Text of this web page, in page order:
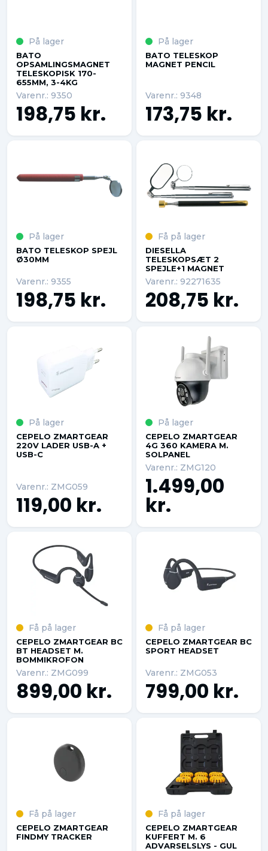
På lager
BATO
OPSAMLINGSMAGNET
TELESKOPISK 170-
655MM, 3-4KG
Varenr.: 9350
198,75 kr.
På lager
BATO TELESKOP
MAGNET PENCIL
Varenr.: 9348
173,75 kr.
På lager
BATO TELESKOP SPEJL
Ø30MM
Varenr.: 9355
198,75 kr.
Få på lager
DIESELLA
TELESKOPSÆT 2
SPEJLE+1 MAGNET
Varenr.: 92271635
208,75 kr.
På lager
CEPELO ZMARTGEAR
220V LADER USB-A +
USB-C
Varenr.: ZMG059
119,00 kr.
På lager
CEPELO ZMARTGEAR
4G 360 KAMERA M.
SOLPANEL
Varenr.: ZMG120
1.499,00
kr.
Få på lager
CEPELO ZMARTGEAR BC
BT HEADSET M.
BOMMIKROFON
Varenr.: ZMG099
899,00 kr.
Få på lager
CEPELO ZMARTGEAR BC
SPORT HEADSET
Varenr.: ZMG053
799,00 kr.
Få på lager
CEPELO ZMARTGEAR
FINDMY TRACKER
Få på lager
CEPELO ZMARTGEAR
KUFFERT M. 6
ADVARSELSLYS - GUL